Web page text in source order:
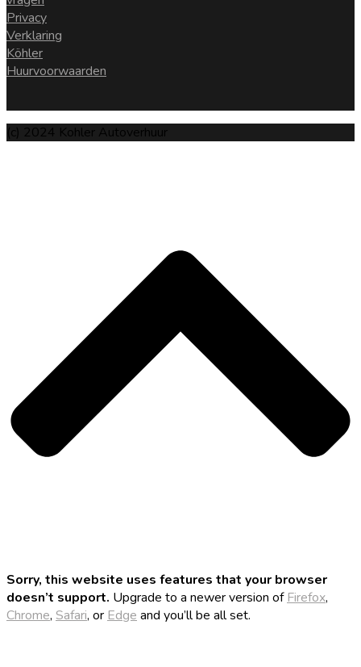
Privacy
Verklaring
Köhler
Huurvoorwaarden
(c) 2024 Kohler Autoverhuur
Sorry, this website uses features that your browser
doesn’t support. Upgrade to a newer version ofFirefox,
Chrome, Safari, or Edge and you’ll be all set.